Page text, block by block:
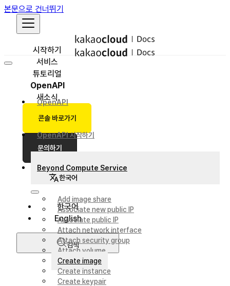
본문으로 건너뛰기
시작하기
서비스
튜토리얼
OpenAPI
새소식
콘솔 바로가기
문의하기
한국어
한국어
English
검색
OpenAPI
OpenAPI 시작하기
Beyond Compute Service
Add image share
Associate new public IP
Associate public IP
Attach network interface
Attach security group
Attach volume
Create image
Create instance
Create keypair